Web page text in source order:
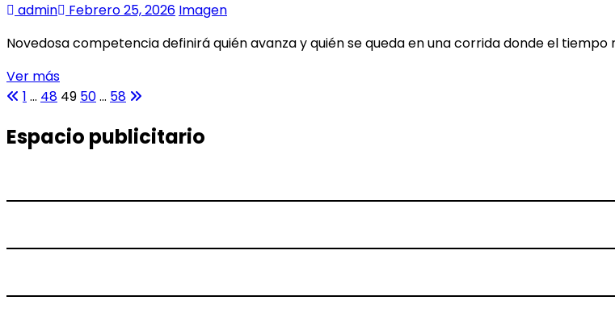
PATÍN-
CARRERA
admin Febrero 25, 2026 Imagen
Novedosa competencia definirá quién avanza y quién se queda en una corrida donde el
Ver másINÉDITA
CARRERA
AL
VELOZ
Paginación
de
entradas
Página
Página
1 … Página
48 Página
49 Página
50… Página
58
Espacio publicitario